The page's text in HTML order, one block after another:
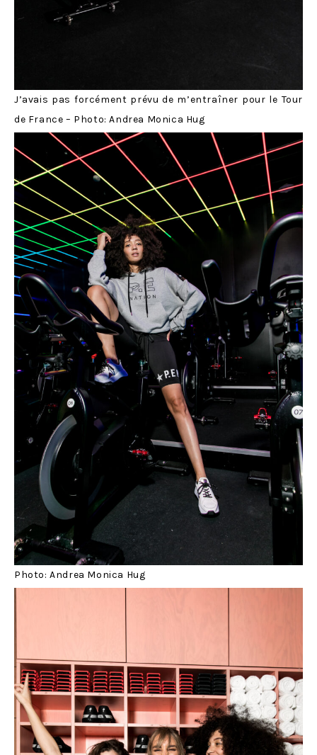
J’avais pas forcément prévu de m’entraîner pour le Tour
de France – Photo: Andrea Monica Hug
Photo: Andrea Monica Hug